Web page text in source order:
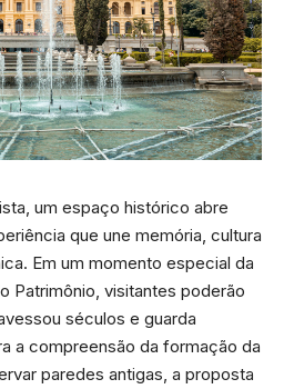
um espaço histórico abre
que une memória, cultura
Em um momento especial da
Patrimônio, visitantes poderão
séculos e guarda
a compreensão da formação da
paredes antigas, a proposta